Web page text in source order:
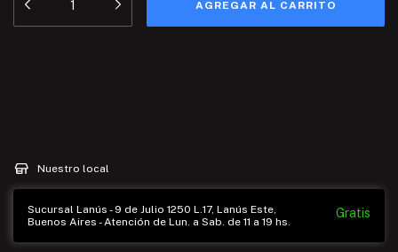
Nuestro local
Sucursal Lanús - 9 de Julio 1250 L.17, Lanús Este,
Buenos Aires - Atención de Lun. a Sab. de 11 a 19 hs.
Gratis